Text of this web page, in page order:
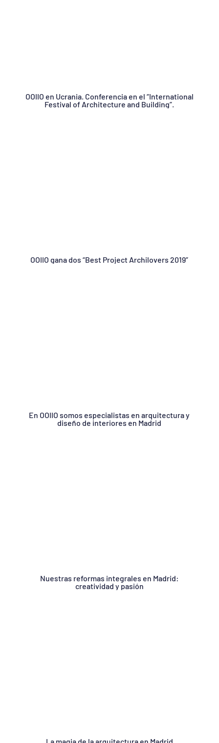
OOIIO en Ucrania. Conferencia en el “International
Festival of Architecture and Building”.
OOIIO gana dos “Best Project Archilovers 2019”
En OOIIO somos especialistas en arquitectura y
diseño de interiores en Madrid
Nuestras reformas integrales en Madrid:
creatividad y pasión
La magia de la arquitectura en Madrid